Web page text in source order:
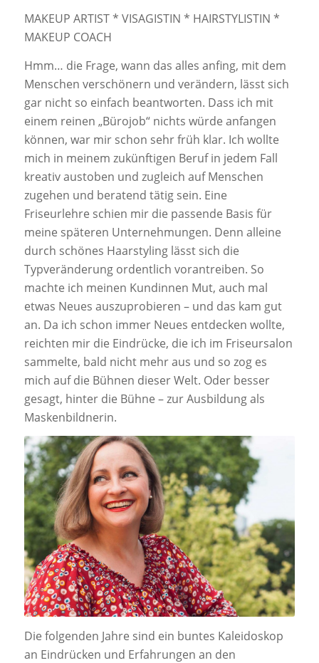
MAKEUP ARTIST * VISAGISTIN * HAIRSTYLISTIN *
MAKEUP COACH
Hmm… die Frage, wann das alles anfing, mit dem
Menschen verschönern und verändern, lässt sich
gar nicht so einfach beantworten. Dass ich mit
einem reinen „Bürojob“ nichts würde anfangen
können, war mir schon sehr früh klar. Ich wollte
mich in meinem zukünftigen Beruf in jedem Fall
kreativ austoben und zugleich auf Menschen
zugehen und beratend tätig sein. Eine
Friseurlehre schien mir die passende Basis für
meine späteren Unternehmungen. Denn alleine
durch schönes Haarstyling lässt sich die
Typveränderung ordentlich vorantreiben. So
machte ich meinen Kundinnen Mut, auch mal
etwas Neues auszuprobieren – und das kam gut
an. Da ich schon immer Neues entdecken wollte,
reichten mir die Eindrücke, die ich im Friseursalon
sammelte, bald nicht mehr aus und so zog es
mich auf die Bühnen dieser Welt. Oder besser
gesagt, hinter die Bühne – zur Ausbildung als
Maskenbildnerin.
Die folgenden Jahre sind ein buntes Kaleidoskop
an Eindrücken und Erfahrungen an den